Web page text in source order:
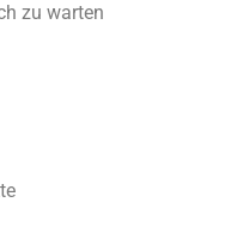
zu warten